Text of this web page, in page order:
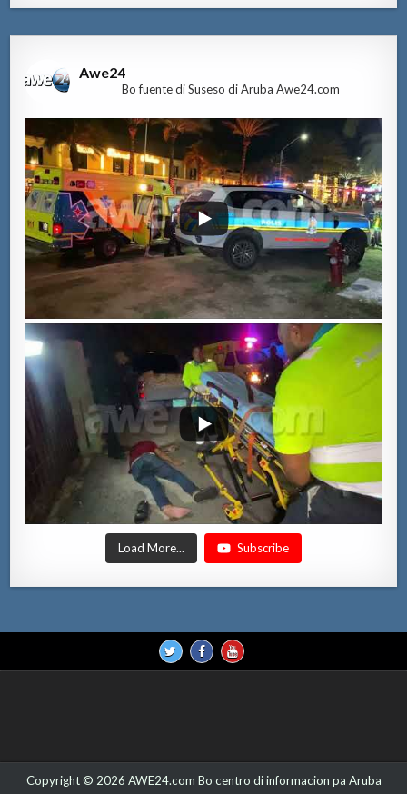
Awe24
Bo fuente di Suseso di Aruba Awe24.com
Load More... Subscribe
Copyright © 2026 AWE24.com Bo centro di informacion pa Aruba